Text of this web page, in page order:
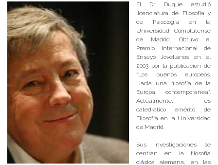
El Dr. Duque estudió
licenciatura de Filosofía y
de Psicología en la
Universidad Complutense
de Madrid. Obtuvo el
Premio Internacional de
Ensayo Jovellanos en el
2003 por la publicación de
“Los buenos europeos.
Hacia una filosofía de la
Europa contemporánea”.
Actualmente, es
catedrático emérito de
Filosofía en la Universidad
de Madrid.
Sus investigaciones se
centran en la filosofía
clásica alemana, en las